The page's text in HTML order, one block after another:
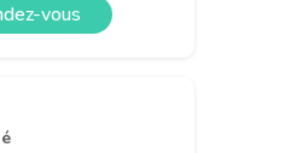
vous